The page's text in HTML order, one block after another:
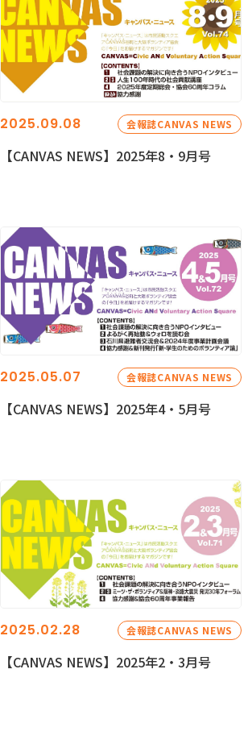
2025.09.08 会報誌CANVAS NEWS
【CANVAS NEWS】2025年8・9月号
2025.05.07 会報誌CANVAS NEWS
【CANVAS NEWS】2025年4・5月号
2025.02.28 会報誌CANVAS NEWS
【CANVAS NEWS】2025年2・3月号